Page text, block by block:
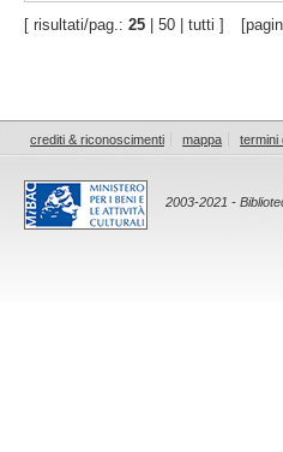
[ risultati/pag.: 25 | 50 | tutti ]
crediti & riconoscimenti mappa termini
2003-2021 -